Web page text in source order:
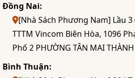
Đồng Nai:
[Nhà Sách Phương Nam] Lầu 3
TTTM Vincom Biên Hòa, 1096
Phố 2 PHƯỜNG TÂN MAI
Bình Thuận: